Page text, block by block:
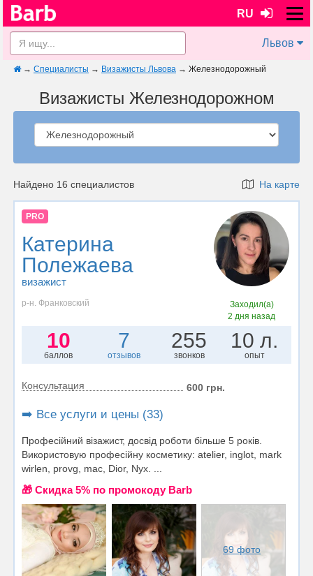
RU
Львов
→ Специалисты → Визажисты Львова → Железнодорожный
Визажисты Железнодорожном
Найдено 16 специалистов На карте
PRO
Катерина
Полежаева
визажист
р-н. Франковский
Заходил(а)
2 дня назад
10
баллов
7
отзывов
255
звонков
10 л.
опыт
Консультация 600 грн.
➡️ Все услуги и цены (33)
Професійний візажист, досвід роботи більше 5 років.
Використовую професійну косметику: atelier, inglot, mark
wirlen, provg, mac, Dior, Nyx. ...
🎁 Cкидка 5% по промокоду Barb
69 фото